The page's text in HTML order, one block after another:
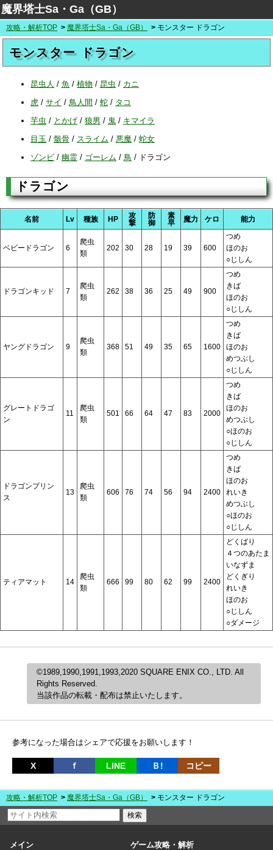
魔界塔士Sa・Ga（GB）
攻略・解析TOP 魔界塔士Sa・Ga（GB） モンスター ドラゴン
モンスター ドラゴン
昆虫人 / 魚 / 植物 / 昆虫 / カニ
虎 / サイ / 鳥人間 / 蛇 / タコ
芋虫 / とかげ / 狼男 / 鬼 / キマイラ
目玉 / 骸骨 / スライム / 悪魔 / 蛇女
ゾンビ / 幽霊 / ゴーレム / 鳥 / ドラゴン
ドラゴン
名前 Lv 種族 HP
攻
撃
防
御
素
早
魔力 ケロ 能力
ベビードラゴン 6
爬虫
類
202 30 28 19 39 600
つめ
ほのお
○じしん
ドラゴンキッド 7
爬虫
類
262 38 36 25 49 900
つめ
きば
ほのお
○じしん
ヤングドラゴン 9
爬虫
類
368 51 49 35 65 1600
つめ
きば
ほのお
めつぶし
○じしん
グレートドラゴ
ン
11
爬虫
類
501 66 64 47 83 2000
つめ
きば
ほのお
めつぶし
○ほのお
○じしん
ドラゴンプリン
ス
13
爬虫
類
606 76 74 56 94 2400
つめ
きば
ほのお
れいき
めつぶし
○ほのお
○じしん
ティアマット 14
爬虫
類
666 99 80 62 99 2400
どくばり
４つのあたま
いなずま
どくぎり
れいき
ほのお
○じしん
○ダメージ
©1989,1990,1991,1993,2020 SQUARE ENIX CO., LTD. All
Rights Reserved.
当該作品の転載・配布は禁止いたします。
参考になった場合はシェアで応援をお願いします！
X ｆ LINE Ｂ! コピー
攻略・解析TOP 魔界塔士Sa・Ga（GB） モンスター ドラゴン
メイン ゲーム攻略・解析